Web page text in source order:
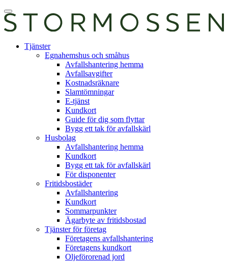
Skip
to
content
Öppna
huvudmeny
tjänst
Tjänster
Egnahemshus och småhus
Avfallshantering hemma
Avfallsavgifter
Kostnadsräknare
Slamtömningar
E-tjänst
Kundkort
Guide för dig som flyttar
Bygg ett tak för avfallskärl
Husbolag
Avfallshantering hemma
Kundkort
Bygg ett tak för avfallskärl
För disponenter
Fritidsbostäder
Avfallshantering
Kundkort
Sommarpunkter
Ägarbyte av fritidsbostad
Tjänster för företag
Företagens avfallshantering
Företagens kundkort
Oljeförorenad jord